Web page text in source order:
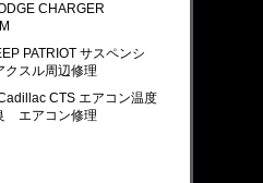
CHARGER
PATRIOT サスペンシ
スル周辺修理
CTS エアコン温度
エアコン修理